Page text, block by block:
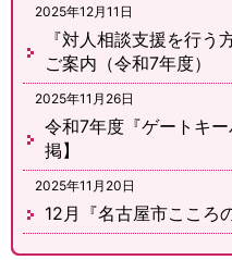
2025年12月11日
『対人相談支援を行
ご案内（令和7年度）
2025年11月26日
令和7年度『ゲートキ
掲】
2025年11月20日
12月『名古屋市こころ